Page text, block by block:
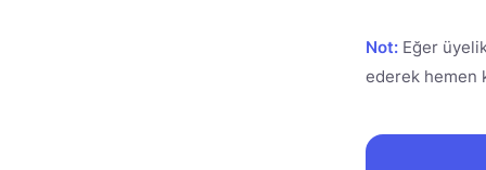
Not: Eğer
ederek hemen